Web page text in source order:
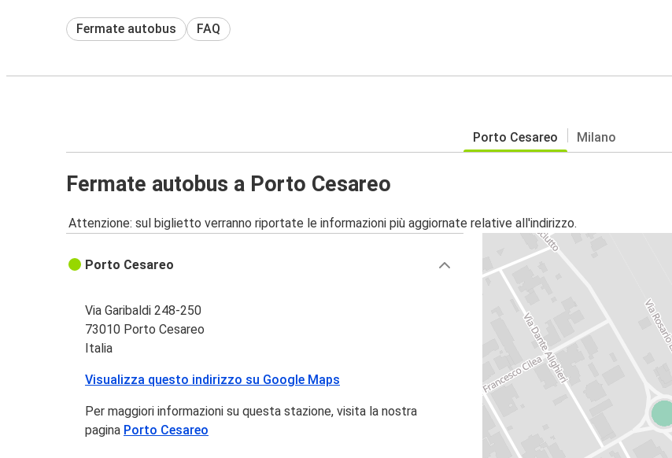
Fermate autobus FAQ
Porto Cesareo Milano
Fermate autobus a Porto Cesareo
Attenzione: sul biglietto verranno riportate le informazioni più aggiornate relative all'indirizzo.
Porto Cesareo
Via Garibaldi 248-250
73010 Porto Cesareo
Italia
Visualizza questo indirizzo su Google Maps
Per maggiori informazioni su questa stazione, visita la nostra
pagina Porto Cesareo